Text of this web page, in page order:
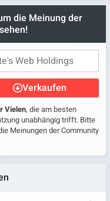
die Meinung der
Verkaufen
Vielen, die am besten
unabhängig trifft. Bitte
Meinungen der Community